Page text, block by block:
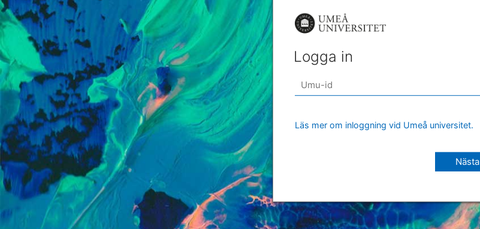
Logga in
Läs mer om inloggning vid Umeå universitet.
Nästa